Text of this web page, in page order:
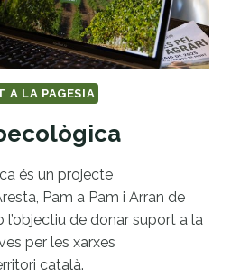
A LA PAGESIA
és un projecte
Pam a Pam i Arran de
l’objectiu de donar suport a la
per les xarxes
català.